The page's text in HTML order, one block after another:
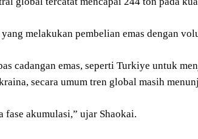
melakukan pembelian emas dengan
cadangan emas, seperti Turkiye untuk
secara umum tren global masih
fase akumulasi,” ujar Shaokai.